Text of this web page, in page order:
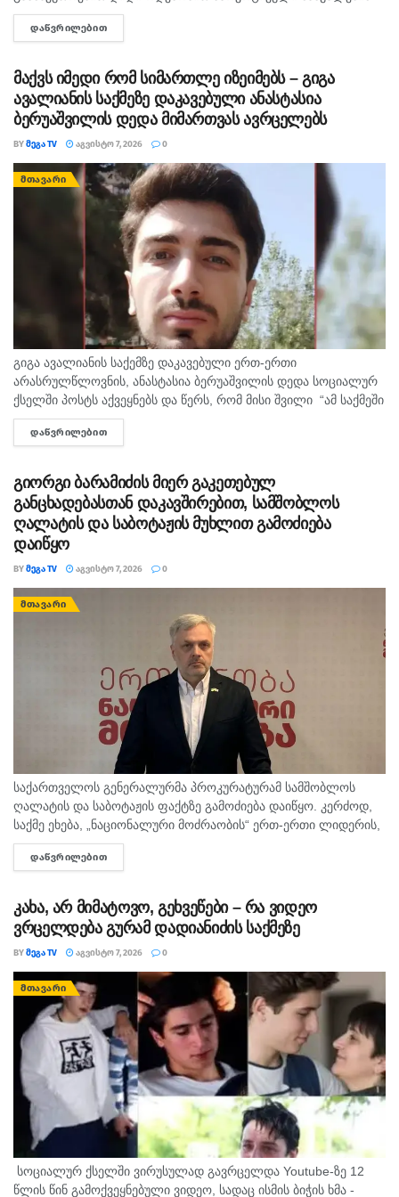
დაახლოება ევროპულ სისტემასთან. დღეს ჩვენთან
სამომხმარებლო ტარიფი უფრო დაბალია,
მოგვიწევს და ეს მოდელი დიდხანს ალბათ, ვერ
შენარჩუნდება.
თეგები: დავით ნარმანია
ფასი
უკანონო შეძენა-შენახვისა და რეალიზაციის ხელშეწყობის,
ასევე ნარკოტიკული ნივთიერების შემცველი მცენარის
ᲓᲐᲬᲕᲠᲘᲚᲔᲑᲘᲗ
მაქვს იმედი რომ სიმართლე იზეიმებს – გიგა
ავალიანის საქმეზე დაკავებული ანასტასია
ბერუაშვილის დედა მიმართვას ავრცელებს
BYᲛᲔᲒᲐ TV ᲐᲒᲕᲘᲡᲢᲝ 7, 2026 0
ᲛᲗᲐᲕᲐᲠᲘ
გიგა ავალიანის საქემზე დაკავებული ერთ-ერთი
არასრულწლოვნის, ანასტასია ბერუაშვილის დედა სოციალურ
ქსელში პოსტს აქვეყნებს და წერს, რომ მისი შვილი “ამ საქმეში
მართლაც რომ თავში კი არა შუაშიც არაა.“ მისი თქმით, ის
რომ...
ᲓᲐᲬᲕᲠᲘᲚᲔᲑᲘᲗ
გიორგი ბარამიძის მიერ გაკეთებულ
განცხადებასთან დაკავშირებით, სამშობლოს
ღალატის და საბოტაჟის მუხლით გამოძიება
დაიწყო
BYᲛᲔᲒᲐ TV ᲐᲒᲕᲘᲡᲢᲝ 7, 2026 0
ᲛᲗᲐᲕᲐᲠᲘ
საქართველოს გენერალურმა პროკურატურამ სამშობლოს
ღალატის და საბოტაჟის ფაქტზე გამოძიება დაიწყო. კერძოდ,
საქმე ეხება, „ნაციონალური მოძრაობის“ ერთ-ერთი ლიდერის,
გიორგი ბარამიძის მიერ იაგო ხვიჩიასთვის მიცემულ
ინტერვიუს, სადაც ის აღნიშნავს, რომ რომ აფხაზეთში...
ᲓᲐᲬᲕᲠᲘᲚᲔᲑᲘᲗ
კახა, არ მიმატოვო, გეხვეწები – რა ვიდეო
ვრცელდება გურამ დადიანიძის საქმეზე
BYᲛᲔᲒᲐ TV ᲐᲒᲕᲘᲡᲢᲝ 7, 2026 0
ᲛᲗᲐᲕᲐᲠᲘ
სოციალურ ქსელში ვირუსულად გავრცელდა Youtube-ზე 12
წლის წინ გამოქვეყნებული ვიდეო, სადაც ისმის ბიჭის ხმა -